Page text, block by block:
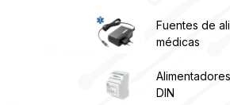
Fuentes de
médicas
DIN